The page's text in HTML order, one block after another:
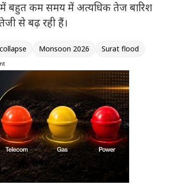
बहुत कम समय में अत्यधिक तेज बारिश
से बढ़ रही हैं।
Monsoon 2026 Surat flood